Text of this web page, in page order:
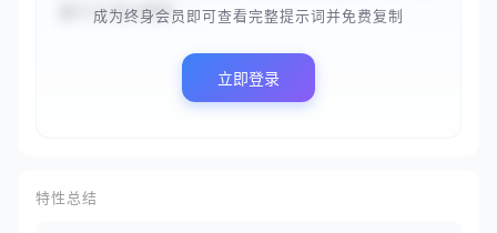
基于大语言模型...
成为终身会员即可查看完整提示词并免费复制
立即登录
特性总结